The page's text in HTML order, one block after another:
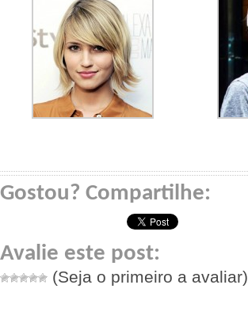
Gostou? Compartilhe:
Avalie este post:
(Seja o primeiro a avaliar)